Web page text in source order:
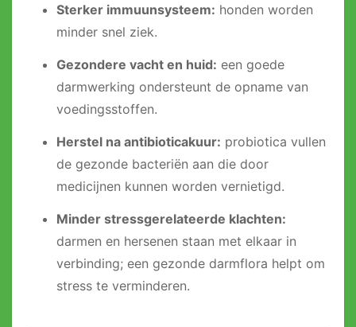
Sterker immuunsysteem: honden worden
minder snel ziek.
Gezondere vacht en huid: een goede
darmwerking ondersteunt de opname van
voedingsstoffen.
Herstel na antibioticakuur: probiotica vullen
de gezonde bacteriën aan die door
medicijnen kunnen worden vernietigd.
Minder stressgerelateerde klachten:
darmen en hersenen staan met elkaar in
verbinding; een gezonde darmflora helpt om
stress te verminderen.